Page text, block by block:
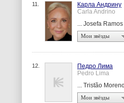
11.
Карла Андрину
Carla Andrino
... Josefa Ramos
Мои звёзды
12.
Педро Лима
Pedro Lima
... Tristão
Мои звёзды